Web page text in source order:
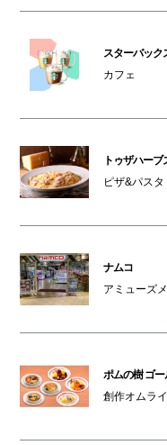
スターバック
カフェ
トゥザハーブ
ピザ&パスタ
ナムコ
アミューズ
ポムの樹 ゴー
創作オムラ